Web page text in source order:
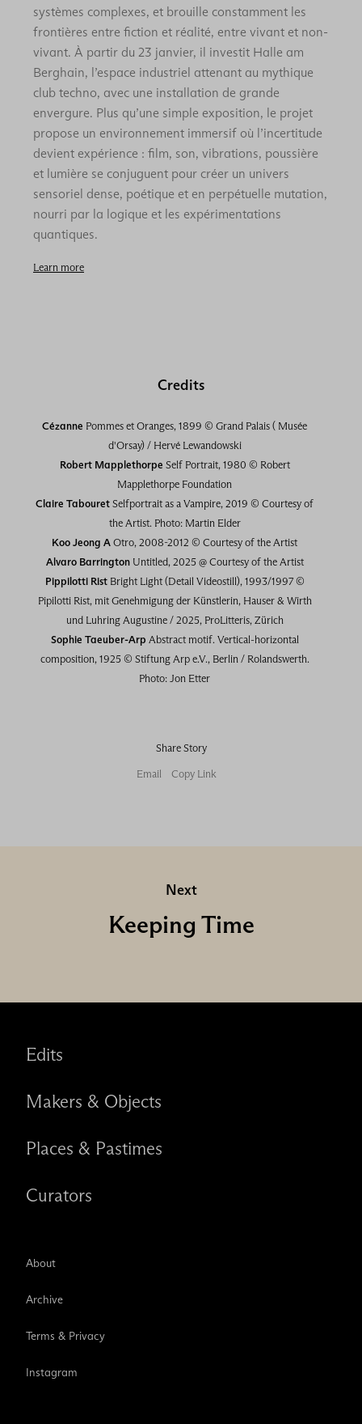
systèmes complexes, et brouille constamment les
frontières entre fiction et réalité, entre vivant et non-
vivant. À partir du 23 janvier, il investit Halle am
Berghain, l’espace industriel attenant au mythique
club techno, avec une installation de grande
envergure. Plus qu’une simple exposition, le projet
propose un environnement immersif où l’incertitude
devient expérience : film, son, vibrations, poussière
et lumière se conjuguent pour créer un univers
sensoriel dense, poétique et en perpétuelle mutation,
nourri par la logique et les expérimentations
quantiques.
Learn more
Credits
Cézanne Pommes et Oranges, 1899 © Grand Palais ( Musée
d'Orsay) / Hervé Lewandowski
Robert Mapplethorpe Self Portrait, 1980 © Robert
Mapplethorpe Foundation
Claire TabouretSelfportrait as a Vampire, 2019 © Courtesy of
the Artist. Photo: Martin Elder
Koo Jeong AOtro, 2008-2012 © Courtesy of the Artist
Alvaro BarringtonUntitled, 2025 @ Courtesy of the Artist
Pippilotti RistBright Light (Detail Videostill), 1993/1997 ©
Pipilotti Rist, mit Genehmigung der Künstlerin, Hauser & Wirth
und Luhring Augustine / 2025, ProLitteris, Zürich
Sophie Taeuber-Arp Abstract motif. Vertical-horizontal
composition, 1925 © Stiftung Arp e.V., Berlin / Rolandswerth.
Photo: Jon Etter
Share Story
Email
Copy Link
Next
Keeping Time
Edits
Makers & Objects
Places & Pastimes
Curators
About
Archive
Terms & Privacy
Instagram